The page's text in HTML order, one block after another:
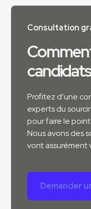
Consultation
Profitez d’une
experts du
pour faire le
Nous avons des
vont assurément
Demander